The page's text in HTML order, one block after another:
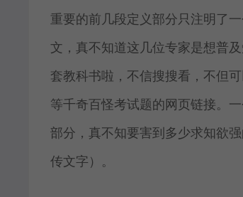
重要的前几段定义部分只注明了
文，真不知道这几位专家是想普
套教科书啦，不信搜搜看，不但
等千奇百怪考试题的网页链接。
部分，真不知要害到多少求知欲
传文字）。